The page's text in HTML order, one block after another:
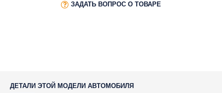
ЗАДАТЬ ВОПРОС О ТОВАРЕ
ДЕТАЛИ ЭТОЙ МОДЕЛИ АВТОМОБИЛЯ